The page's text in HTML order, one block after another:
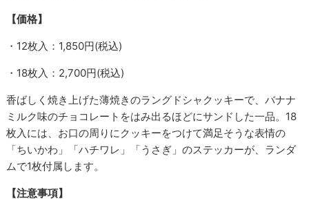
【価格】
・12枚入：1,850円(税込)
・18枚入：2,700円(税込)
香ばしく焼き上げた薄焼きのラングドシャクッキーで、バナナ
ミルク味のチョコレートをはみ出るほどにサンドした一品。18
枚入には、お口の周りにクッキーをつけて満足そうな表情の
「ちいかわ」「ハチワレ」「うさぎ」のステッカーが、ランダ
ムで1枚付属します。
【注意事項】